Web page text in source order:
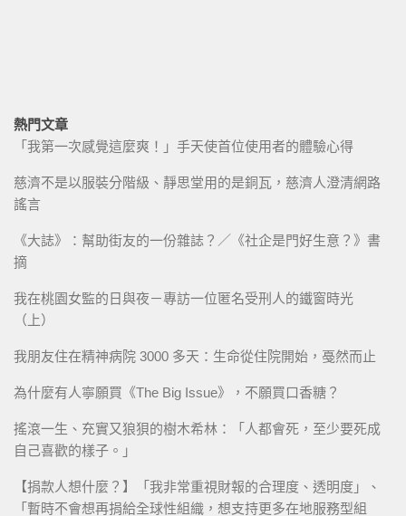
熱門文章
「我第一次感覺這麼爽！」手天使首位使用者的體驗心得
慈濟不是以服裝分階級、靜思堂用的是銅瓦，慈濟人澄清網路
謠言
《大誌》：幫助街友的一份雜誌？／《社企是門好生意？》書
摘
我在桃園女監的日與夜－專訪一位匿名受刑人的鐵窗時光
（上）
我朋友住在精神病院 3000 多天：生命從住院開始，戞然而止
為什麼有人寧願買《The Big Issue》，不願買口香糖？
搖滾一生、充實又狼狽的樹木希林：「人都會死，至少要死成
自己喜歡的樣子。」
【捐款人想什麼？】「我非常重視財報的合理度、透明度」、
「暫時不會想再捐給全球性組織，想支持更多在地服務型組